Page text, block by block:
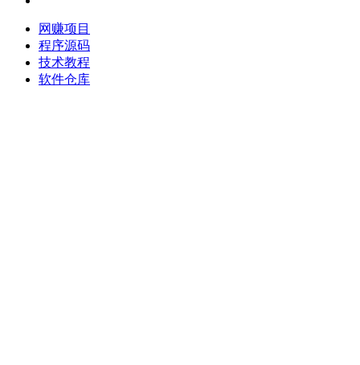
网赚项目
程序源码
技术教程
软件仓库